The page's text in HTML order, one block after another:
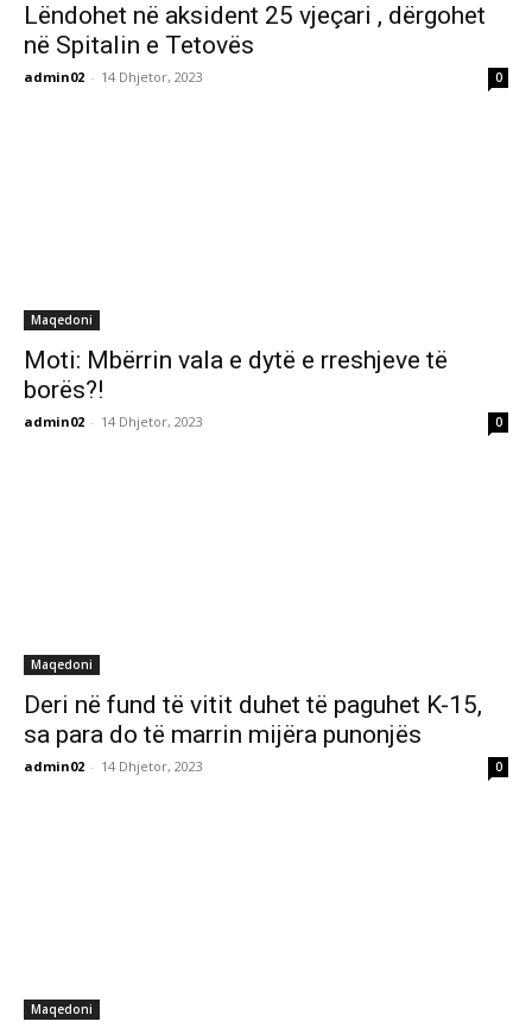
Lëndohet në aksident 25 vjeçari , dërgohet
në Spitalin e Tetovës
admin02 - 14 Dhjetor, 2023 0
Maqedoni
Moti: Mbërrin vala e dytë e rreshjeve të
borës?!
admin02 - 14 Dhjetor, 2023 0
Maqedoni
Deri në fund të vitit duhet të paguhet K-15,
sa para do të marrin mijëra punonjës
admin02 - 14 Dhjetor, 2023 0
Maqedoni